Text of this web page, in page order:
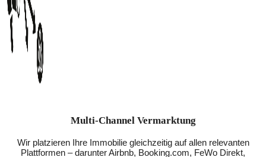
Multi-Channel Vermarktung
Wir platzieren Ihre Immobilie gleichzeitig auf allen relevanten
Plattformen – darunter Airbnb, Booking.com, FeWo Direkt,